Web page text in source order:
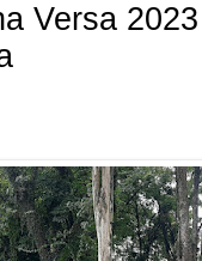
Versa